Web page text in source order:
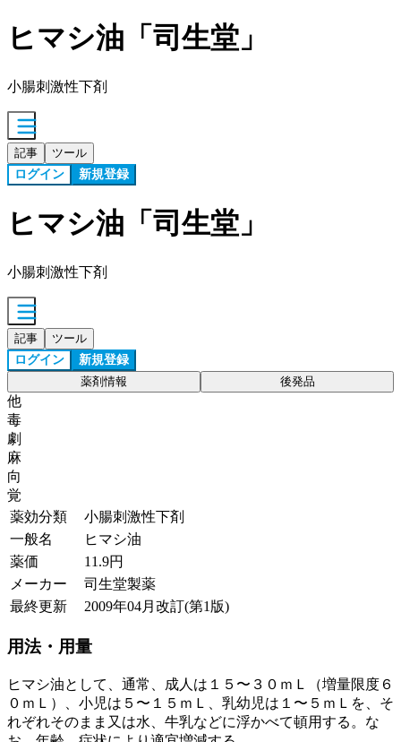
ヒマシ油「司生堂」
小腸刺激性下剤
記事 ツール
ログイン 新規登録
ヒマシ油「司生堂」
小腸刺激性下剤
記事 ツール
ログイン 新規登録
薬剤情報 後発品
他
毒
劇
麻
向
覚
薬効分類
小腸刺激性下剤
一般名
ヒマシ油
薬価
11.9円
メーカー
司生堂製薬
最終更新
2009年04月改訂(第1版)
用法・用量
ヒマシ油として、通常、成人は１５〜３０ｍＬ（増量限度６
０ｍＬ）、小児は５〜１５ｍＬ、乳幼児は１〜５ｍＬを、そ
れぞれそのまま又は水、牛乳などに浮かべて頓用する。な